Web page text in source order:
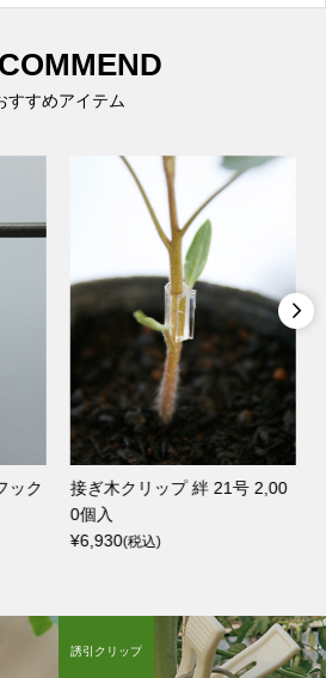
すすめアイテム
ック
接ぎ木クリップ 絆 21号 2,00
0個入
¥6,930(税込)

誘引クリップ